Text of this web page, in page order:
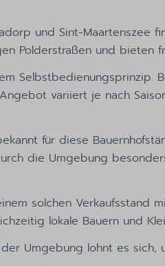
und Sint-Maartenszee
Polderstraßen und bieten
Selbstbedienungsprinzip.
variiert je nach
für diese
die Umgebung
solchen Verkaufsstand
lokale Bauern und
Umgebung lohnt es